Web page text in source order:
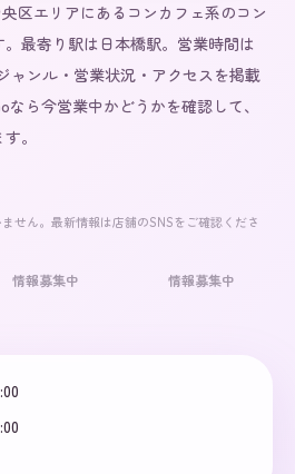
区エリアにあるコンカフェ系のコン
最寄り駅は日本橋駅。営業時間は
ャンル・営業状況・アクセスを掲載
なら今営業中かどうかを確認して、
。
せん。最新情報は店舗のSNSをご確認くださ
情報募集中 情報募集中